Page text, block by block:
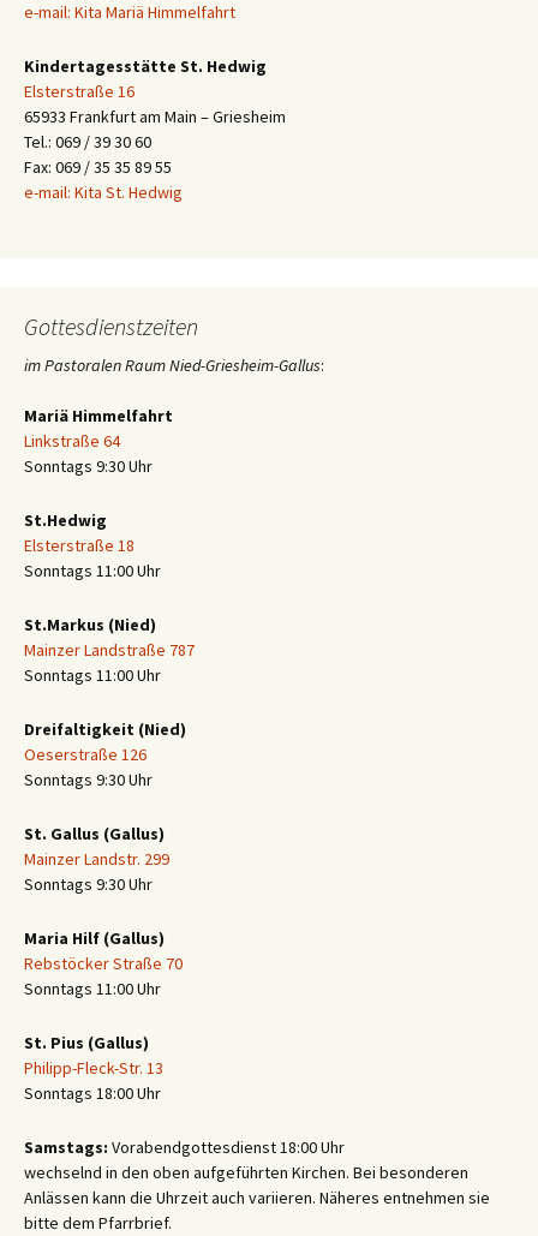
e-mail: Kita Mariä Himmelfahrt
Kindertagesstätte St. Hedwig
Elsterstraße 16
65933 Frankfurt am Main – Griesheim
Tel.: 069 / 39 30 60
Fax: 069 / 35 35 89 55
e-mail: Kita St. Hedwig
Gottesdienstzeiten
im Pastoralen Raum Nied-Griesheim-Gallus:
Mariä Himmelfahrt
Linkstraße 64
Sonntags 9:30 Uhr
St.Hedwig
Elsterstraße 18
Sonntags 11:00 Uhr
St.Markus (Nied)
Mainzer Landstraße 787
Sonntags 11:00 Uhr
Dreifaltigkeit (Nied)
Oeserstraße 126
Sonntags 9:30 Uhr
St. Gallus (Gallus)
Mainzer Landstr. 299
Sonntags 9:30 Uhr
Maria Hilf (Gallus)
Rebstöcker Straße 70
Sonntags 11:00 Uhr
St. Pius (Gallus)
Philipp-Fleck-Str. 13
Sonntags 18:00 Uhr
Samstags: Vorabendgottesdienst 18:00 Uhr
wechselnd in den oben aufgeführten Kirchen. Bei besonderen
Anlässen kann die Uhrzeit auch variieren. Näheres entnehmen sie
bitte dem Pfarrbrief.